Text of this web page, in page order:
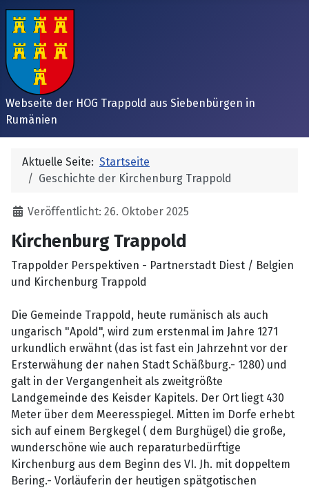
Webseite der HOG Trappold aus Siebenbürgen in
Rumänien
Aktuelle Seite: Startseite
Geschichte der Kirchenburg Trappold
Details
Veröffentlicht: 26. Oktober 2025
Kirchenburg Trappold
Trappolder Perspektiven - Partnerstadt Diest / Belgien
und Kirchenburg Trappold
Die Gemeinde Trappold, heute rumänisch als auch
ungarisch "Apold", wird zum erstenmal im Jahre 1271
urkundlich erwähnt (das ist fast ein Jahrzehnt vor der
Ersterwähung der nahen Stadt Schäßburg.- 1280) und
galt in der Vergangenheit als zweitgrößte
Landgemeinde des Keisder Kapitels. Der Ort liegt 430
Meter über dem Meeresspiegel. Mitten im Dorfe erhebt
sich auf einem Bergkegel ( dem Burghügel) die große,
wunderschöne wie auch reparaturbedürftige
Kirchenburg aus dem Beginn des VI. Jh. mit doppeltem
Bering.- Vorläuferin der heutigen spätgotischen